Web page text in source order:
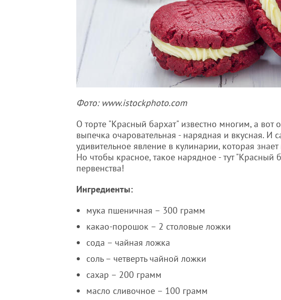
Фото: www.istockphoto.com
О торте "Красный бархат" известно многим, а вот
выпечка очаровательная - нарядная и вкусная. И
удивительное явление в кулинарии, которая
Но чтобы красное, такое нарядное - тут "Красный
первенства!
Ингредиенты:
мука пшеничная – 300 грамм
какао-порошок – 2 столовые ложки
сода – чайная ложка
соль – четверть чайной ложки
сахар – 200 грамм
масло сливочное – 100 грамм